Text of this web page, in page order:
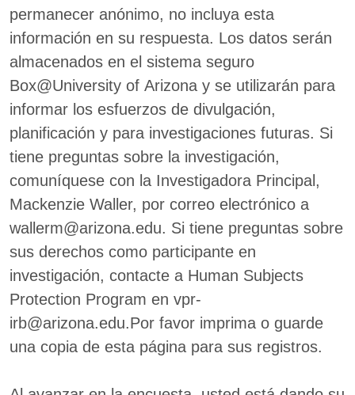
permanecer anónimo, no incluya esta
información en su respuesta. Los datos serán
almacenados en el sistema seguro
Box@University of Arizona y se utilizarán para
informar los esfuerzos de divulgación,
planificación y para investigaciones futuras. Si
tiene preguntas sobre la investigación,
comuníquese con la Investigadora Principal,
Mackenzie Waller, por correo electrónico a
wallerm@arizona.edu. Si tiene preguntas sobre
sus derechos como participante en
investigación, contacte a Human Subjects
Protection Program en vpr-
irb@arizona.edu.Por favor imprima o guarde
una copia de esta página para sus registros.